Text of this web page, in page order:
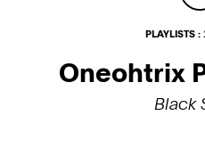
PLAYLISTS :
Oneohtrix
Black